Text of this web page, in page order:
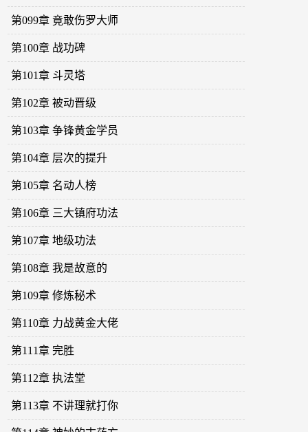
第099章 竟敢伤罗大师
第100章 战功碑
第101章 斗灵塔
第102章 被动晋级
第103章 争锋黄金学员
第104章 层次的提升
第105章 名动人榜
第106章 三大镇府功法
第107章 地级功法
第108章 我是故意的
第109章 修炼秘术
第110章 力战黄金大佬
第111章 完胜
第112章 执法堂
第113章 不讲理就打你